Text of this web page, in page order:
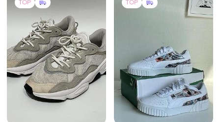
1350 грн 0
1550 грн -13%
6500 грн 1
Puma
Кастомні puma кросівки,